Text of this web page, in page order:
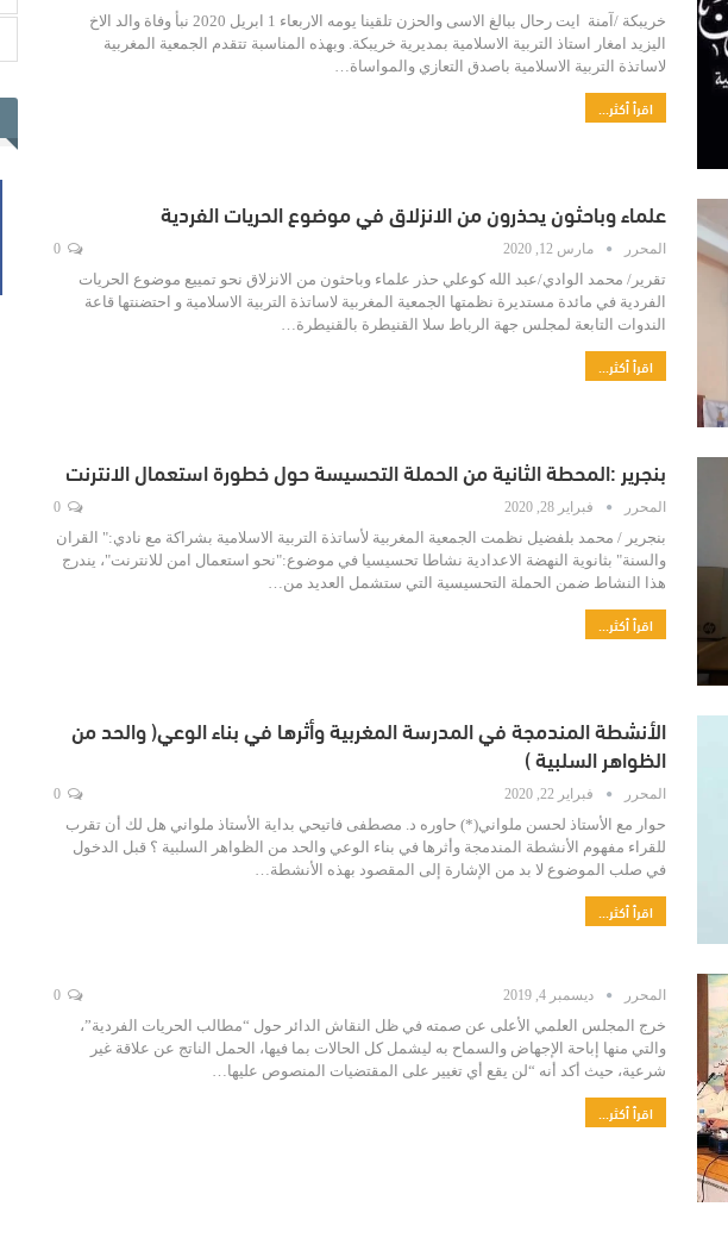
خريبكة /آمنة ايت رحال ببالغ الاسى والحزن تلقينا يومه الاربعاء 1 ابريل 2020 نبأ وفاة والد الاخ
اليزيد امغار استاذ التربية الاسلامية بمديرية خريبكة. وبهذه المناسبة تتقدم الجمعية المغربية
لاساتذة التربية الاسلامية باصدق التعازي والمواساة…
اقرأ أكثر...
علماء وباحثون يحذرون من الانزلاق في موضوع الحريات الفردية
المحرر مارس 12, 2020
تقرير/ محمد الوادي/عبد الله كوعلي حذر علماء وباحثون من الانزلاق نحو تمييع موضوع الحريات
الفردية في مائدة مستديرة نظمتها الجمعية المغربية لاساتذة التربية الاسلامية و احتضنتها قاعة
الندوات التابعة لمجلس جهة الرباط سلا القنيطرة بالقنيطرة…
اقرأ أكثر...
بنجرير :المحطة الثانية من الحملة التحسيسة حول خطورة استعمال الانترنت
المحرر فبراير 28, 2020
بنجرير / محمد بلفضيل نظمت الجمعية المغربية لأساتذة التربية الاسلامية بشراكة مع نادي:" القران
والسنة" بثانوية النهضة الاعدادية نشاطا تحسيسيا في موضوع:"نحو استعمال امن للانترنت"، يندرج
هذا النشاط ضمن الحملة التحسيسية التي ستشمل العديد من…
اقرأ أكثر...
الأنشطة المندمجة في المدرسة المغربية وأثرها في بناء الوعي( والحد من
الظواهر السلبية )
المحرر فبراير 22, 2020
حوار مع الأستاذ لحسن ملواني(*) حاوره د. مصطفى فاتيحي بداية الأستاذ ملواني هل لك أن تقرب
للقراء مفهوم الأنشطة المندمجة وأثرها في بناء الوعي والحد من الظواهر السلبية ؟ قبل الدخول
في صلب الموضوع لا بد من الإشارة إلى المقصود بهذه الأنشطة…
اقرأ أكثر...
المحرر ديسمبر 4, 2019
خرج المجلس العلمي الأعلى عن صمته في ظل النقاش الدائر حول “مطالب الحريات الفردية”،
والتي منها إباحة الإجهاض والسماح به ليشمل كل الحالات بما فيها، الحمل الناتج عن علاقة غير
شرعية، حيث أكد أنه “لن يقع أي تغيير على المقتضيات المنصوص عليها…
اقرأ أكثر...